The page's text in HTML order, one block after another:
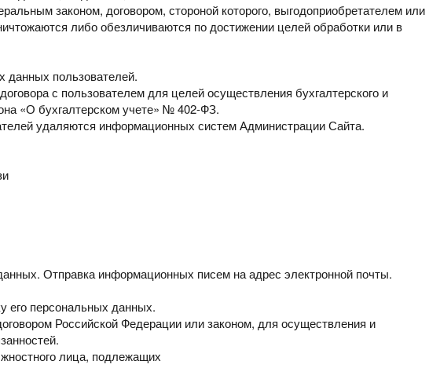
законом, договором, стороной которого, выгодоприобретателем или
либо обезличиваются по достижении целей обработки или в
данных пользователей.
с пользователем для целейосуществления бухгалтерского и
«О бухгалтерском учете» № 402-ФЗ.
удаляются информационных систем Администрации Сайта.
Отправка информационных писем на адрес электронной почты.
его персональных данных.
Российской Федерации илизаконом, для осуществления и
лица, подлежащих